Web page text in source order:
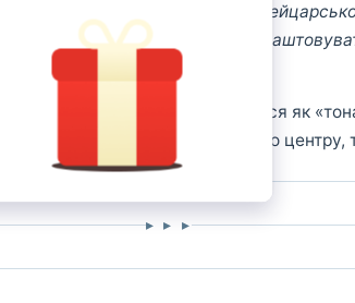
пластини з загартованого
руху; вони дозволяють
— матеріали описуються як
15 г і може кріпитися як по центру,
▸ ▸ ▸